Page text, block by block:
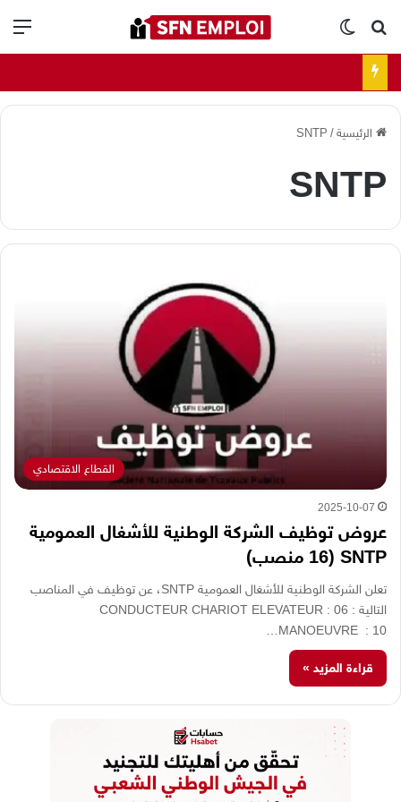
بحث عنالوضع المظلم
الرئيسية/
SNTP
SNTP
القطاع الاقتصادي
2025-10-07
عروض توظيف الشركة الوطنية للأشغال العمومية
SNTP (16 منصب)
تعلن الشركة الوطنية للأشغال العمومية SNTP، عن توظيف في المناصب
التالية : CONDUCTEUR CHARIOT ELEVATEUR : 06
MANOEUVRE : 10…
قراءة المزيد »